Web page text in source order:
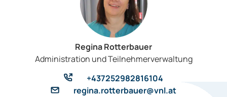
Regina Rotterbauer
Administration und Teilnehmerverwaltung
+437252982816104
regina.rotterbauer@vnl.at